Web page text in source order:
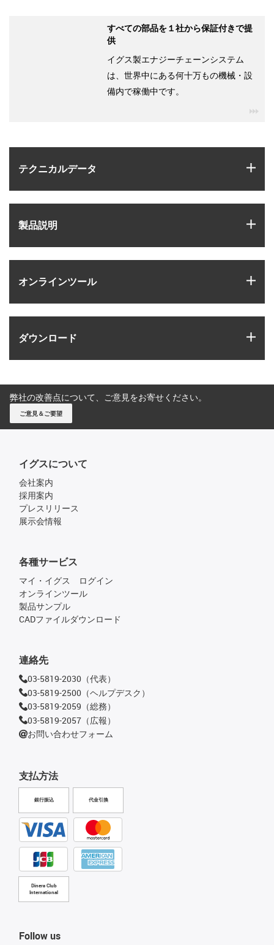
テクニカルデータ
製品説明
オンラインツール
ダウンロード
すべての部品を１社から保証付きで提
供
イグス製エナジーチェーンシステム
は、世界中にある何十万もの機械・設
備内で稼働中です。
弊社の改善点について、ご意見をお寄せください。
ご意見＆ご要望
イグスについて
会社案内
採用案内
プレスリリース
展示会情報
支払方法
銀行振込 代金引換
Diners Club
International
各種サービス
マイ・イグス ログイン
オンラインツール
製品サンプル
CADファイルダウンロード
連絡先
03-5819-2030（代表）
03-5819-2500（ヘルプデスク）
03-5819-2059（総務）
03-5819-2057（広報）
お問い合わせフォーム
Follow us